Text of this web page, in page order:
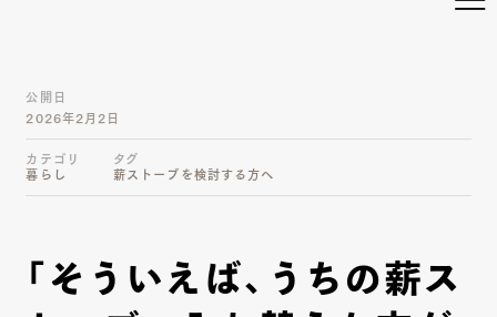
公開日
2026年2月2日
カテゴリ
暮らし
タグ
薪ストーブを検討する方へ
「そういえば、うちの薪ス